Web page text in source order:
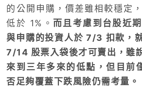
的公開申購，價差雖相較穩定
低於 1%。 而且考慮到台股近
與申購的投資人於 7/3 扣款，
7/14 股票入袋後才可賣出，雖
來到三年多來的低點，但目前
否足夠覆蓋下跌風險仍需考量。